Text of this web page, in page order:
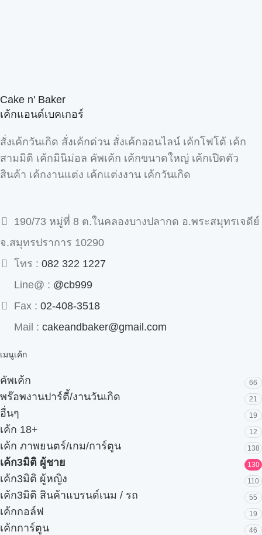
Cake n' Baker
เค้กแอนด์เบคเกอร์
สั่งเค้กวันเกิด สั่งเค้กด่วน สั่งเค้กออนไลน์ เค้กโฟโต้ เค้ก
สามมิติ เค้กมินิม่อล คัพเค้ก เค้กขนาดใหญ่ เค้กเปิดตัว
สินค้า เค้กงานแต่ง เค้กแต่งงาน เค้กวันเกิด
190/73 หมู่ที่ 8 ต.ในคลองบางปลากด อ.พระสมุทรเจดีย์
จ.สมุทรปราการ 10290
โทร : 082 322 1227
Line@ : @cb999
Fax : 02-408-3518
Mail : cakeandbaker@gmail.com
เมนูเค้ก
คัพเค้ก 66
พร๊อพงานปาร์ตี้/งานวันเกิด 21
อื่นๆ 19
เค้ก 18+ 12
เค้ก ภาพยนตร์/เกม/การ์ตูน 138
เค้ก3มิติ ผู้ชาย 130
เค้ก3มิติ ผู้หญิง 110
เค้ก3มิติ สินค้าแบรนด์เนม / รถ 55
เค้กกอล์ฟ 19
เค้กการ์ตูน 46